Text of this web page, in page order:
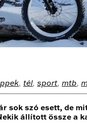
, tél, sport, mtb,
szó esett, de
állított össze a